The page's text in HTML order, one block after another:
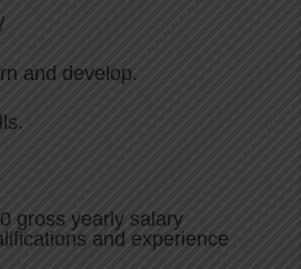
and develop.
gross yearly salary
and experience